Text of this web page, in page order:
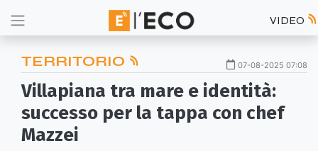
VIDEO
TERRITORIO 07-08-2025 07:08
Villapiana tra mare e identità:
successo per la tappa con chef
Mazzei